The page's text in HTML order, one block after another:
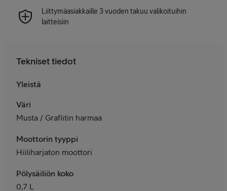
Liittymäasiakkaille 3 vuoden takuu valikoituihin
laitteisiin
Tekniset tiedot
Yleistä
Väri
Musta / Grafiitin harmaa
Moottorin tyyppi
Hiiliharjaton moottori
Pölysäiliön koko
0,7 L